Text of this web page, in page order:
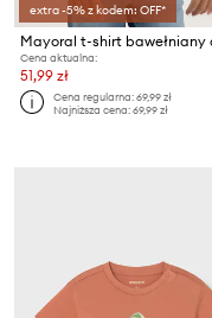
extra -5% z kodem: OFF*
Cena aktualna:
51,99 zł
Cena regularna:69,99 zł
Najniższa cena:69,99 zł